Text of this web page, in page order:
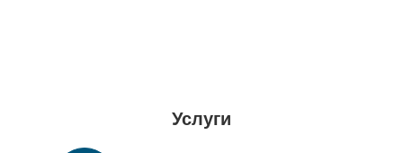
Услуги